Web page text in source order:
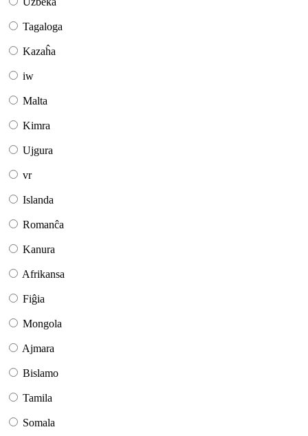
Tagaloga
Kazaĥa
iw
Malta
Kimra
Ujgura
vr
Islanda
Romanĉa
Kanura
Afrikansa
Fiĝia
Mongola
Ajmara
Bislamo
Tamila
Somala